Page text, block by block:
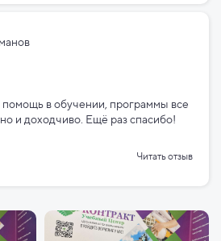
в обучении, программы все
и доходчиво. Ещё раз спасибо!
Читать отзыв